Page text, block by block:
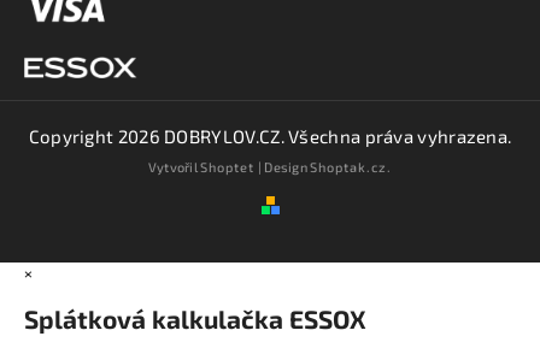
Copyright 2026 DOBRYLOV.CZ. Všechna práva vyhrazena.
VytvořilShoptet | DesignShoptak.cz.
×
Splátková kalkulačka ESSOX